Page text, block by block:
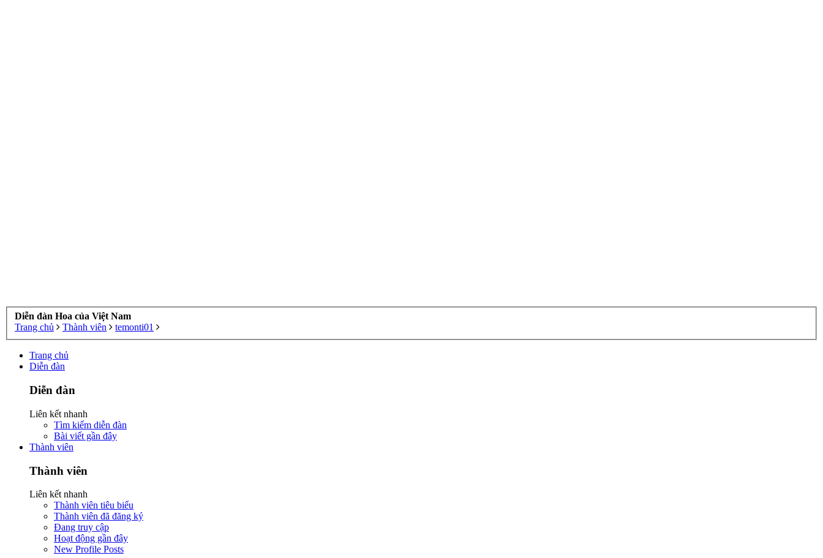
Diễn đàn Hoa của Việt Nam
Trang chủ
Thành viên temonti01
Trang chủ
Diễn đàn
Diễn đàn
Liên kết nhanh
Tìm kiếm diễn đàn
Bài viết gần đây
Thành viên
Thành viên
Liên kết nhanh
Thành viên tiêu biểu
Thành viên đã đăng ký
Đang truy cập
Hoạt động gần đây
New Profile Posts